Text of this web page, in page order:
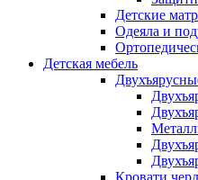
Детские
Одеяла и
Детская мебель
Кровати